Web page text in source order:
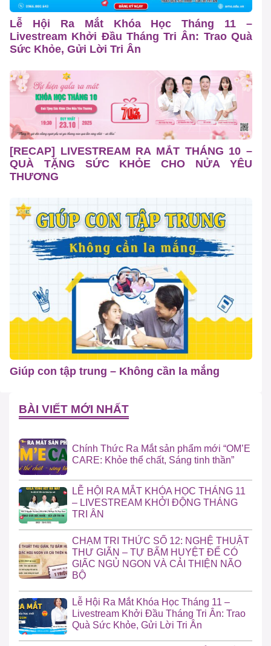
Lễ Hội Ra Mắt Khóa Học Tháng 11 –
Livestream Khởi Đầu Tháng Tri Ân: Trao Quà
Sức Khỏe, Gửi Lời Tri Ân
[RECAP] LIVESTREAM RA MẮT THÁNG 10 –
QUÀ TẶNG SỨC KHỎE CHO NỬA YÊU
THƯƠNG
Giúp con tập trung – Không cần la mắng
BÀI VIẾT MỚI NHẤT
Chính Thức Ra Mắt sản phẩm mới “OM’E
CARE: Khỏe thể chất, Sáng tinh thần”
LỄ HỘI RA MẮT KHÓA HỌC THÁNG 11
– LIVESTREAM KHỞI ĐỘNG THÁNG
TRI ÂN
CHẠM TRI THỨC SỐ 12: NGHỆ THUẬT
THƯ GIÃN – TỰ BẤM HUYỆT ĐỂ CÓ
GIẤC NGỦ NGON VÀ CẢI THIỆN NÃO
BỘ
Lễ Hội Ra Mắt Khóa Học Tháng 11 –
Livestream Khởi Đầu Tháng Tri Ân: Trao
Quà Sức Khỏe, Gửi Lời Tri Ân